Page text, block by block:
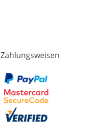
Zahlungsweisen